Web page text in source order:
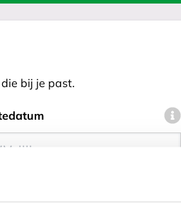
bij je past.